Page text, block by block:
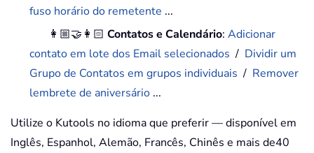
fuso horário do remetente ...
👩🏼‍🤝‍👩🏻Contatos e Calendário:Adicionar
contato em lote dos Email selecionados / Dividir um
Grupo de Contatos em grupos individuais / Remover
lembrete de aniversário ...
Utilize o Kutools no idioma que preferir — disponível em
Inglês, Espanhol, Alemão, Francês, Chinês e mais de40